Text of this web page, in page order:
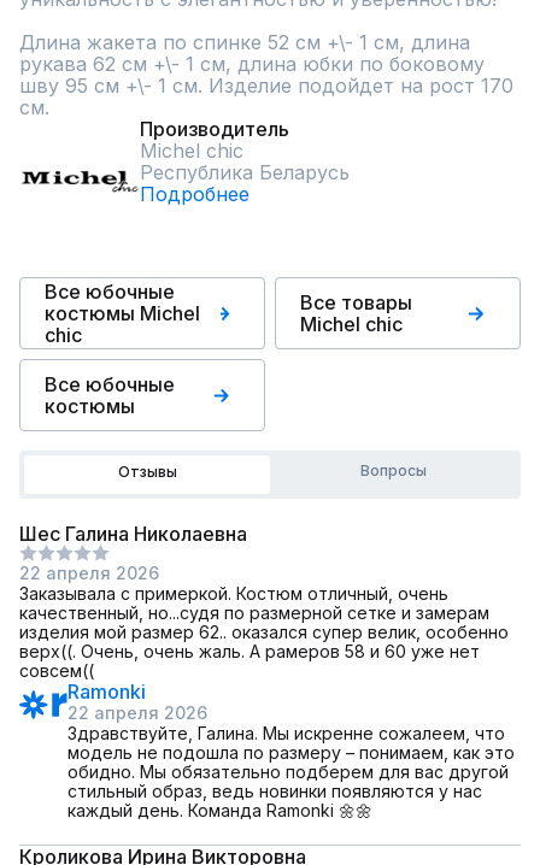
Длина жакета по спинке 52 см +\- 1 см, длина
рукава 62 см +\- 1 см, длина юбки по боковому
шву 95 см +\- 1 см. Изделие подойдет на рост 170
см.
Производитель
Michel chic
Республика Беларусь
Подробнее
Все юбочные
костюмы Michel
chic
Все товары
Michel chic
Все юбочные
костюмы
Отзывы Вопросы
Шес Галина Николаевна
22 апреля 2026
Заказывала с примеркой. Костюм отличный, очень
качественный, но...судя по размерной сетке и замерам
изделия мой размер 62.. оказался супер велик, особенно
верх((. Очень, очень жаль. А рамеров 58 и 60 уже нет
совсем((
Ramonki
22 апреля 2026
Здравствуйте, Галина. Мы искренне сожалеем, что
модель не подошла по размеру – понимаем, как это
обидно. Мы обязательно подберем для вас другой
стильный образ, ведь новинки появляются у нас
каждый день. Команда Ramonki 🌼🌼
Кроликова Ирина Викторовна